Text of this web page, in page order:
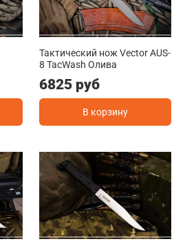
Тактический нож Vector AUS-
8 TacWash Олива
6825 руб
В корзину